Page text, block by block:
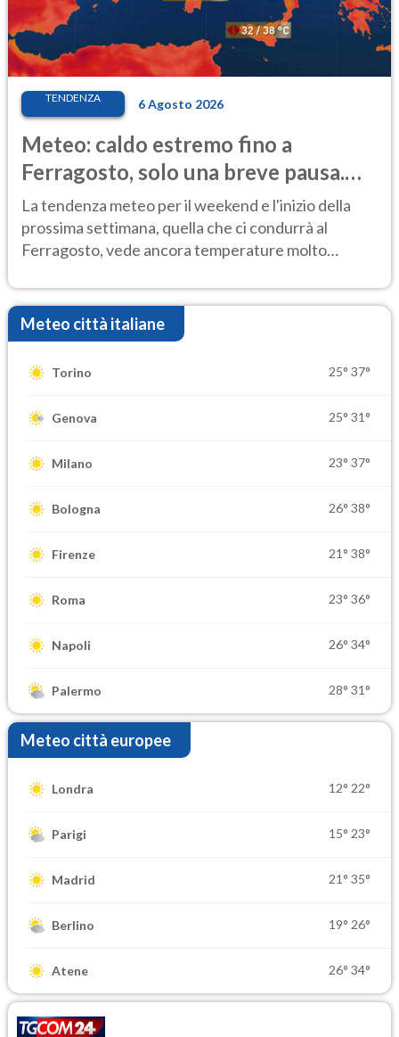
TENDENZA 6 Agosto 2026
Meteo: caldo estremo fino a
Ferragosto, solo una breve pausa.
Ecco dove
La tendenza meteo per il weekend e l'inizio della
prossima settimana, quella che ci condurrà al
Ferragosto, vede ancora temperature molto
Meteo città italiane
Torino 25° 37°
Genova 25° 31°
Milano 23° 37°
Bologna 26° 38°
Firenze 21° 38°
Roma 23° 36°
Napoli 26° 34°
Palermo 28° 31°
Meteo città europee
Londra 12° 22°
Parigi 15° 23°
Madrid 21° 35°
Berlino 19° 26°
Atene 26° 34°